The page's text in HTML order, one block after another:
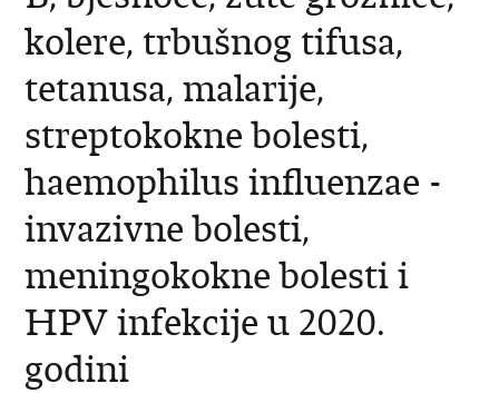
kolere, trbušnog tifusa,
tetanusa, malarije,
streptokokne bolesti,
haemophilus influenzae -
invazivne bolesti,
meningokokne bolesti i
HPV infekcije u 2020.
godini